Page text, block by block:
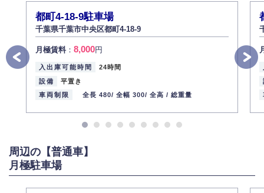
弊社は取り扱う個人情報の外部への漏洩を防止し、その利用目的に応じて
適切かつ安全に管理します。
4.個人情報の第三者提供
法的義務など正当な理由に基づく要請があった場合を除き、お客様の個人
情報をご本人の同意なく第三者に提供いたしません。
5.個人情報の開示・訂正・削除
お客様ご本人から自己の個人情報開示の請求があった場合、すみやかに開
ん）。
また、個人情報の内容に誤りがあり、ご本人から訂正・追加・削除の請求
6.個人情報管理の社内教育
弊社社員全員が、個人情報の取り扱いについての重要性を理解し、より適
切に管理するよう社内教育を実施してまいります。
都町4-18-9駐車場
千葉県千葉市中央区都町4-18-9
月極賃料： 8,000円
入出庫可能時間
24時間
設備
平置き
車両制限
全長 480/ 全幅 300/ 全高 / 総重量
周辺の【普通車】
月極駐車場